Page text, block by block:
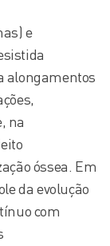
e
alongamentos
na
óssea. Em
da evolução
com